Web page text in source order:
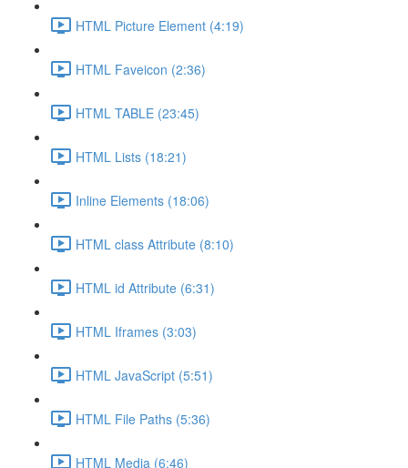
HTML Picture Element (4:19)
HTML Faveicon (2:36)
HTML TABLE (23:45)
HTML Lists (18:21)
Inline Elements (18:06)
HTML class Attribute (8:10)
HTML id Attribute (6:31)
HTML Iframes (3:03)
HTML JavaScript (5:51)
HTML File Paths (5:36)
HTML Media (6:46)